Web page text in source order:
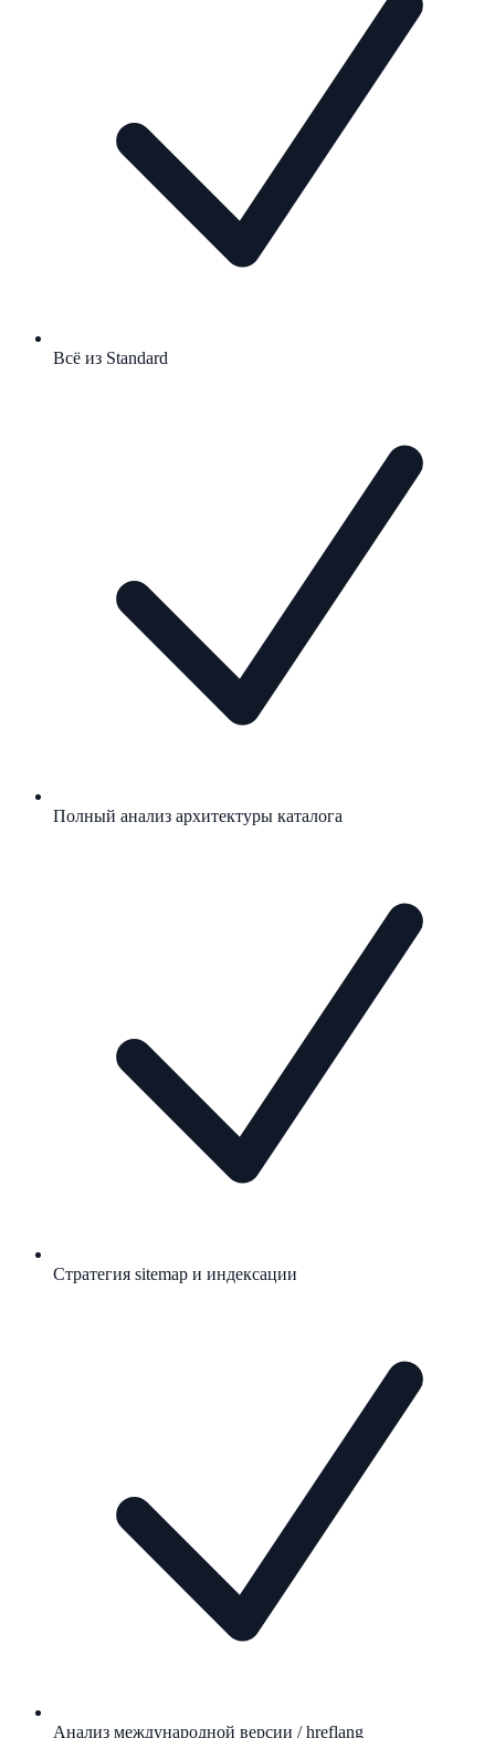
Всё из Standard
Полный анализ архитектуры каталога
Стратегия sitemap и индексации
Анализ международной версии / hreflang